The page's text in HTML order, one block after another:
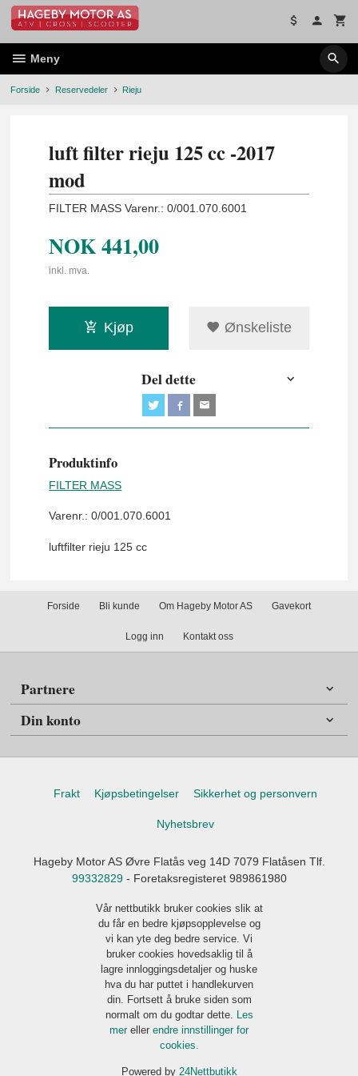
Gå
innholdet
Meny
Forside Reservedeler Rieju
luft filter rieju 125 cc -2017
mod
FILTER MASS Varenr.: 0/001.070.6001
NOK441,00
inkl. mva.
Kjøp Ønskeliste
Del dette
Produktinfo
FILTER MASS
Varenr.: 0/001.070.6001
luftfilter rieju 125 cc
Forside Bli kunde Om Hageby Motor AS Gavekort
Logg inn Kontakt oss
Partnere
Din konto
Frakt Kjøpsbetingelser Sikkerhet og personvern
Nyhetsbrev
Hageby Motor AS Øvre Flatås veg 14D 7079 Flatåsen Tlf.
99332829- Foretaksregisteret 989861980
Vår nettbutikk bruker cookies slik at
du får en bedre kjøpsopplevelse og
vi kan yte deg bedre service. Vi
bruker cookies hovedsaklig til å
lagre innloggingsdetaljer og huske
hva du har puttet i handlekurven
din. Fortsett å bruke siden som
normalt om du godtar dette. Les
mer eller endre innstillinger for
cookies.
Powered by 24Nettbutikk